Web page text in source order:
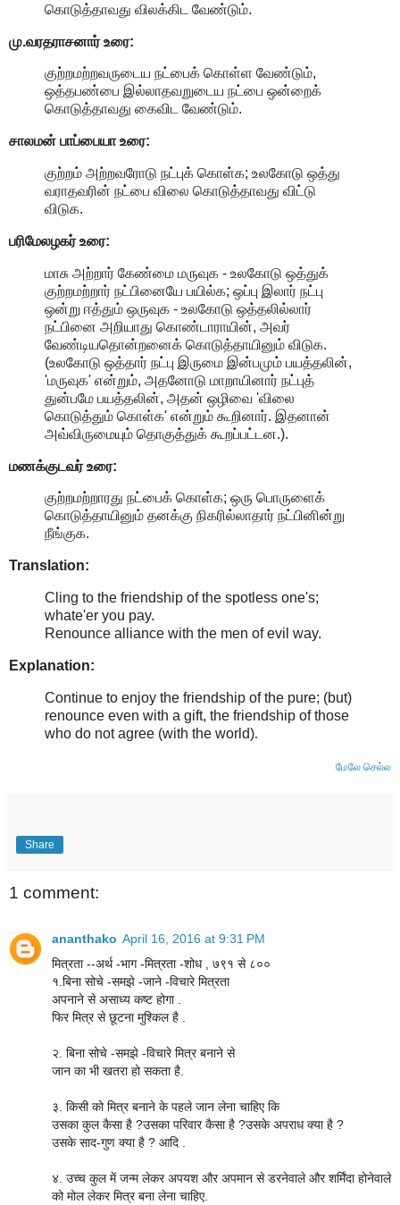
கொடுத்தாவது விலக்கிட வேண்டும்.
மு.வரதராசனார்உரை:
குற்றமற்றவருடைய நட்பைக் கொள்ள வேண்டும்,
ஒத்தபண்பை இல்லாதவறுடைய நட்பை ஒன்றைக்
கொடுத்தாவது கைவிட வேண்டும்.
சாலமன் பாப்பையா உரை:
குற்றம் அற்றவரோடு நட்புக் கொள்க; உலகோடு ஒத்து
வராதவரின் நட்பை விலை கொடுத்தாவது விட்டு
விடுக.
பரிமேலழகர் உரை:
மாசு அற்றார் கேண்மை மருவுக - உலகோடு ஒத்துக்
குற்றமற்றார் நட்பினையே பயில்க; ஒப்பு இலார் நட்பு
ஒன்று ஈத்தும் ஒருவுக - உலகோடு ஒத்தலில்லார்
நட்பினை அறியாது கொண்டாராயின், அவர்
வேண்டியதொன்றனைக் கொடுத்தாயினும் விடுக.
(உலகோடு ஒத்தார் நட்பு இருமை இன்பமும் பயத்தலின்,
'மருவுக' என்றும், அதனோடு மாறாயினார் நட்புத்
துன்பமே பயத்தலின், அதன் ஒழிவை 'விலை
கொடுத்தும் கொள்க' என்றும் கூறினார். இதனான்
அவ்விருமையும் தொகுத்துக் கூறப்பட்டன.).
மணக்குடவர் உரை:
குற்றமற்றாரது நட்பைக் கொள்க; ஒரு பொருளைக்
கொடுத்தாயினும் தனக்கு நிகரில்லாதார் நட்பினின்று
நீங்குக.
Translation:
Cling to the friendship of the spotless one's;
whate'er you pay.
Renounce alliance with the men of evil way.
Explanation:
Continue to enjoy the friendship of the pure; (but)
renounce even with a gift, the friendship of those
who do not agree (with the world).
மேலே செல்ல
Share
1 comment:
ananthako April 16, 2016 at 9:31 PM
मित्रता --अर्थ -भाग -मित्रता -शोध , ७९१ से ८००
१.बिना सोचे -समझे -जाने -विचारे मित्रता
अपनाने से असाध्य कष्ट होगा .
फिर मित्र से छूटना मुश्किल है .
२. बिना सोचे -समझे -विचारे मित्र बनाने से
जान का भी खतरा हो सकता है.
३. किसी को मित्र बनाने के पहले जान लेना चाहिए कि
उसका कुल कैसा है ?उसका परिवार कैसा है ?उसके अपराध क्या है ?
उसके साद-गुण क्या है ? आदि .
४. उच्च कुल में जन्म लेकर अपयश और अपमान से डरनेवाले और शर्मिंदा होनेवाले
को मोल लेकर मित्र बना लेना चाहिए.